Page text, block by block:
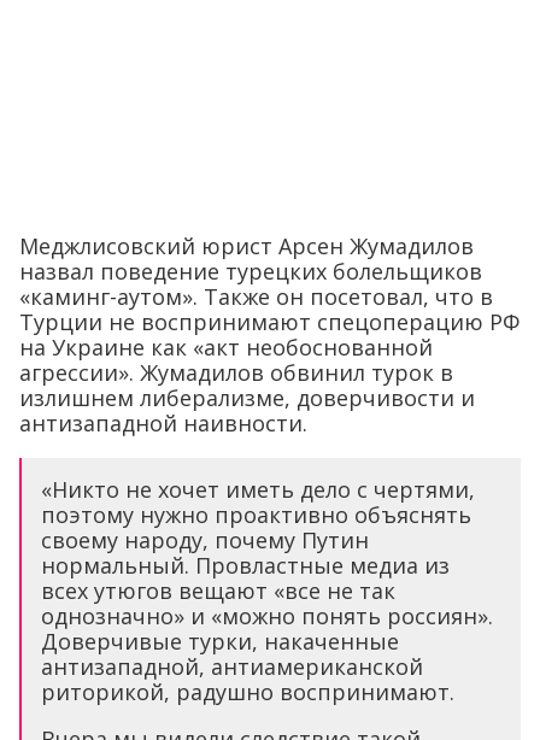
Меджлисовский юрист Арсен Жумадилов
назвал поведение турецких болельщиков
«каминг-аутом». Также он посетовал, что в
Турции не воспринимают спецоперацию РФ
на Украине как «акт необоснованной
агрессии». Жумадилов обвинил турок в
излишнем либерализме, доверчивости и
антизападной наивности.
«Никто не хочет иметь дело с чертями,
поэтому нужно проактивно объяснять
своему народу, почему Путин
нормальный. Провластные медиа из
всех утюгов вещают «все не так
однозначно» и «можно понять россиян».
Доверчивые турки, накаченные
антизападной, антиамериканской
риторикой, радушно воспринимают.